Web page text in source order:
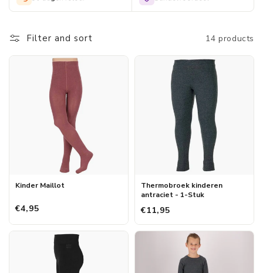
bezigheden. Geef je kinderen de vrijheid om te spelen en te
Filter and sort 14 products
Kinder Maillot
€4,95
Thermobroek kinderen
antraciet - 1-Stuk
€11,95